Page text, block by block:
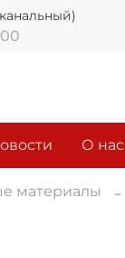
О нас
материалы